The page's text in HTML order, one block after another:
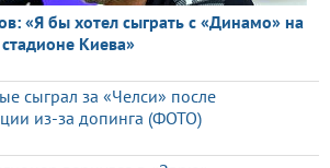
«Я бы хотел сыграть с «Динамо» на
Киева»
сыграл за «Челси» после
из-за допинга (ФОТО)